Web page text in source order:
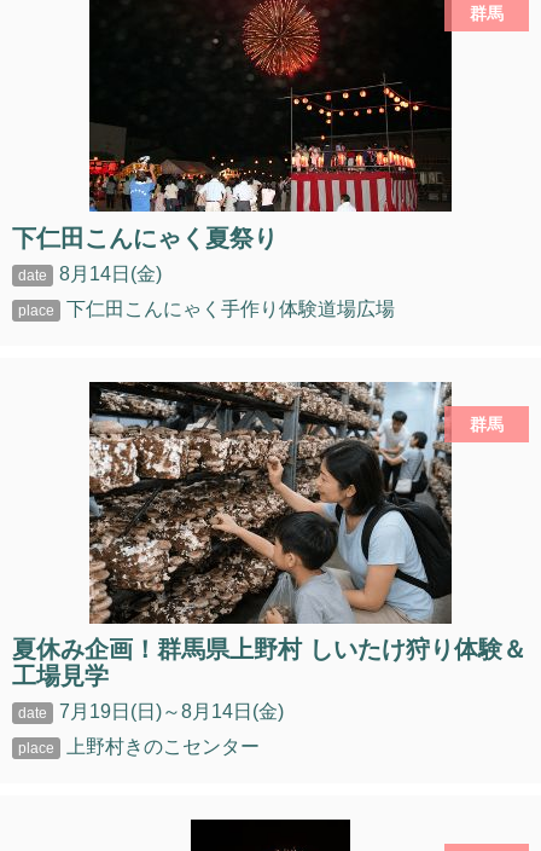
群馬
下仁田こんにゃく夏祭り
8月14日(金)
下仁田こんにゃく手作り体験道場広場
群馬
夏休み企画！群馬県上野村 しいたけ狩り体験＆
工場見学
7月19日(日)～8月14日(金)
上野村きのこセンター